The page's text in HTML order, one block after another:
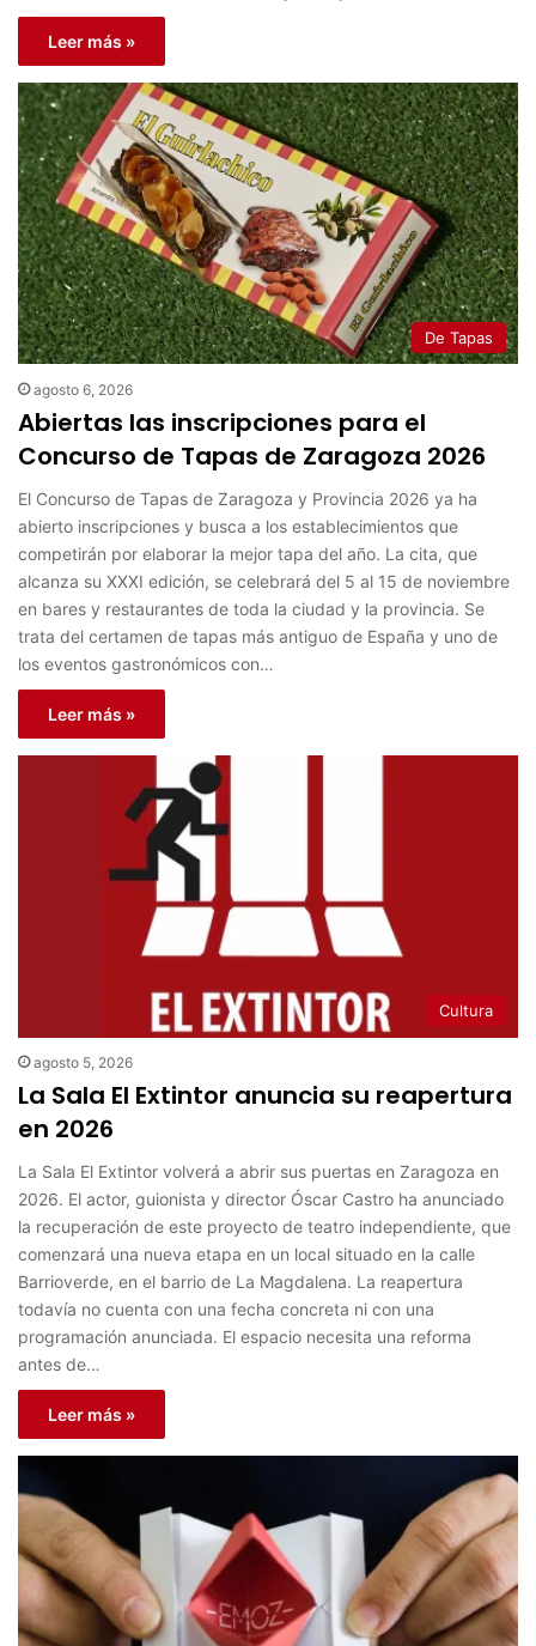
Leer más »
De Tapas
agosto 6, 2026
Abiertas las inscripciones para el
Concurso de Tapas de Zaragoza 2026
El Concurso de Tapas de Zaragoza y Provincia 2026 ya ha
abierto inscripciones y busca a los establecimientos que
competirán por elaborar la mejor tapa del año. La cita, que
alcanza su XXXI edición, se celebrará del 5 al 15 de noviembre
en bares y restaurantes de toda la ciudad y la provincia. Se
trata del certamen de tapas más antiguo de España y uno de
los eventos gastronómicos con…
Leer más »
Cultura
agosto 5, 2026
La Sala El Extintor anuncia su reapertura
en 2026
La Sala El Extintor volverá a abrir sus puertas en Zaragoza en
2026. El actor, guionista y director Óscar Castro ha anunciado
la recuperación de este proyecto de teatro independiente, que
comenzará una nueva etapa en un local situado en la calle
Barrioverde, en el barrio de La Magdalena. La reapertura
todavía no cuenta con una fecha concreta ni con una
programación anunciada. El espacio necesita una reforma
antes de…
Leer más »